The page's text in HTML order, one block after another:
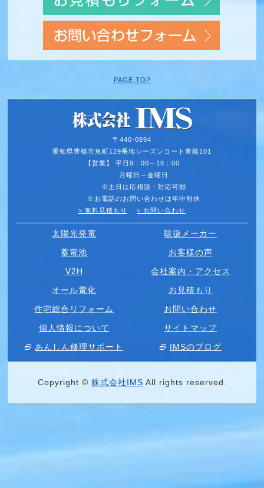
PAGE TOP
〒440-0894
愛知県豊橋市魚町129番地シーズンコート豊橋101
【営業】 平日9：00～18：00
月曜日～金曜日
※土日は応相談・対応可能
※お電話のお問い合わせは年中無休
> 無料見積もり
> お問い合わせ
太陽光発電
蓄電池
V2H
オール電化
住宅総合リフォーム
取扱メーカー
お客様の声
会社案内・アクセス
お見積もり
お問い合わせ
個人情報について
サイトマップ
あんしん修理サポート
IMSのブログ
Copyright © 株式会社IMS All rights reserved.